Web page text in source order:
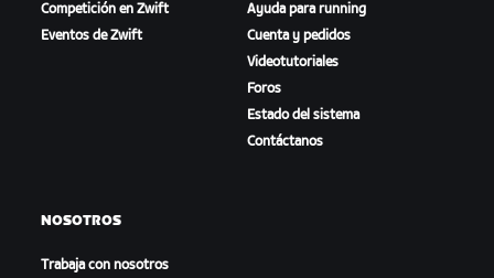
Competición en Zwift
Eventos de Zwift
Ayuda para running
Cuenta y pedidos
Videotutoriales
Foros
Estado del sistema
Contáctanos
NOSOTROS
Trabaja con nosotros